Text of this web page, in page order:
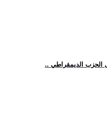
الحزب الديمقراطي